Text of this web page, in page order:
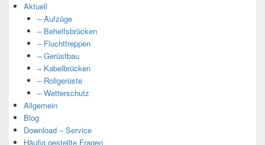
Aktuell
– Aufzüge
– Behelfsbrücken
– Fluchttreppen
– Gerüstbau
– Kabelbrücken
– Rollgerüste
– Wetterschutz
Allgemein
Blog
Download – Service
Häufig gestellte Fragen